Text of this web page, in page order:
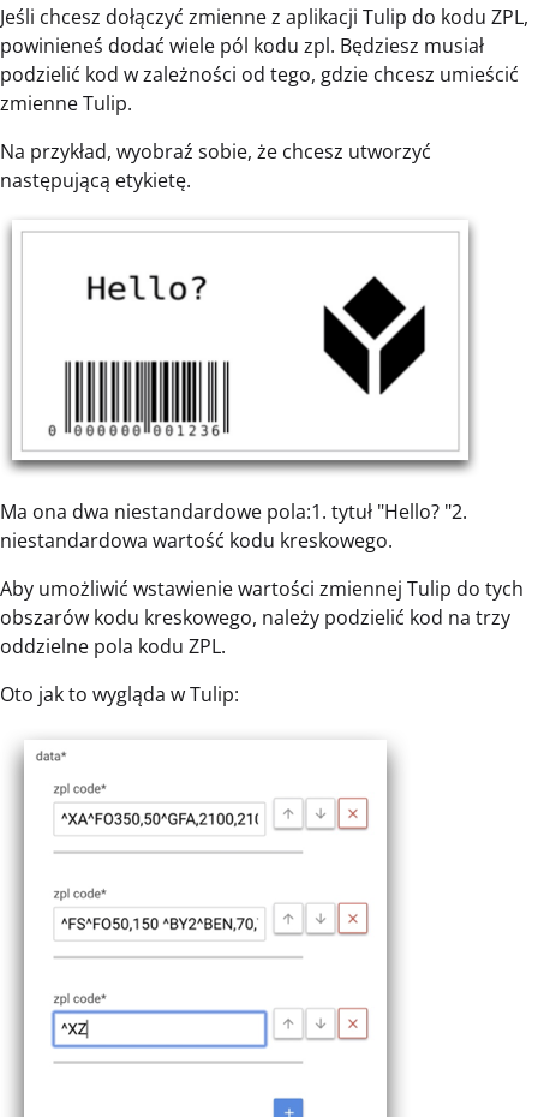
Jeśli chcesz dołączyć zmienne z aplikacji Tulip do kodu ZPL,
powinieneś dodać wiele pól kodu zpl. Będziesz musiał
podzielić kod w zależności od tego, gdzie chcesz umieścić
zmienne Tulip.
Na przykład, wyobraź sobie, że chcesz utworzyć
następującą etykietę.
Ma ona dwa niestandardowe pola:1. tytuł "Hello? "2.
niestandardowa wartość kodu kreskowego.
Aby umożliwić wstawienie wartości zmiennej Tulip do tych
obszarów kodu kreskowego, należy podzielić kod na trzy
oddzielne pola kodu ZPL.
Oto jak to wygląda w Tulip: